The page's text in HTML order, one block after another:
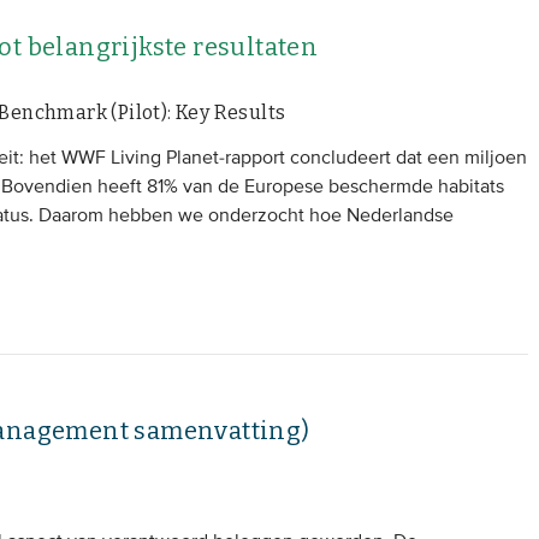
belangrijkste resultaten
(Pilot): Key Results
het WWF Living Planet-rapport concludeert dat een miljoen
heeft 81% van de Europese beschermde habitats
Daarom hebben we onderzocht hoe Nederlandse
samenvatting)